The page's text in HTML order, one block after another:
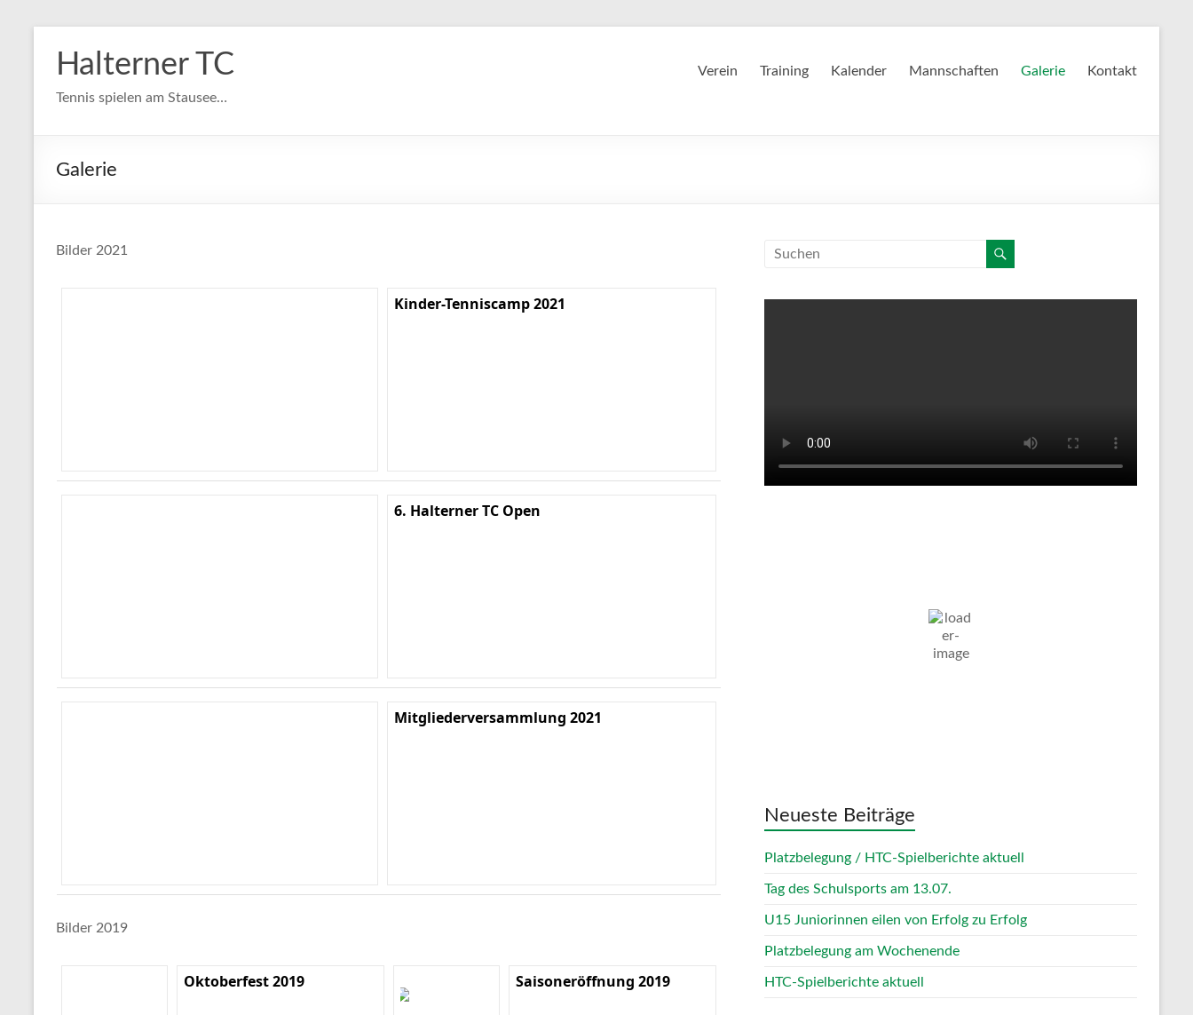
Inhalt
springenHalterner TC
Tennis spielen am Stausee…
Verein Training Kalender Mannschaften Galerie Kontakt
Galerie
Bilder 2021
Kinder-Tenniscamp 2021
6. Halterner TC Open
Mitgliederversammlung 2021
Bilder 2019
Oktoberfest 2019 Saisoneröffnung 2019
Neueste Beiträge
Platzbelegung / HTC-Spielberichte aktuell
Tag des Schulsports am 13.07.
U15 Juniorinnen eilen von Erfolg zu Erfolg
Platzbelegung am Wochenende
HTC-Spielberichte aktuell